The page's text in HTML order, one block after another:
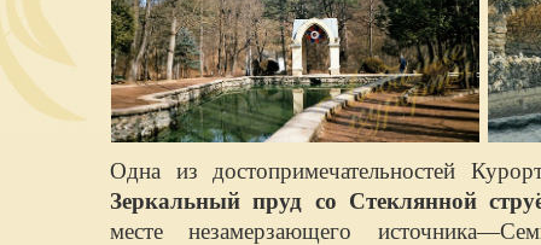
Одна из достопримечательностей
Зеркальный пруд со Стеклянной
месте незамерзающего